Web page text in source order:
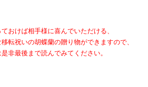
おけば相手様に喜んでいただける、
転祝いの胡蝶蘭の贈り物ができますので、
非最後まで読んでみてください。